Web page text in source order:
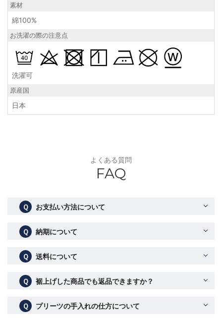
素材
綿100%
お洗濯の際の注意点
洗濯可
原産国
日本
よくある質問
FAQ
Ｑ お支払い方法について
Ｑ 納期について
Ｑ 送料について
Ｑ 裾上げした商品でも返品できますか？
Ｑ プリーツの手入れの仕方について